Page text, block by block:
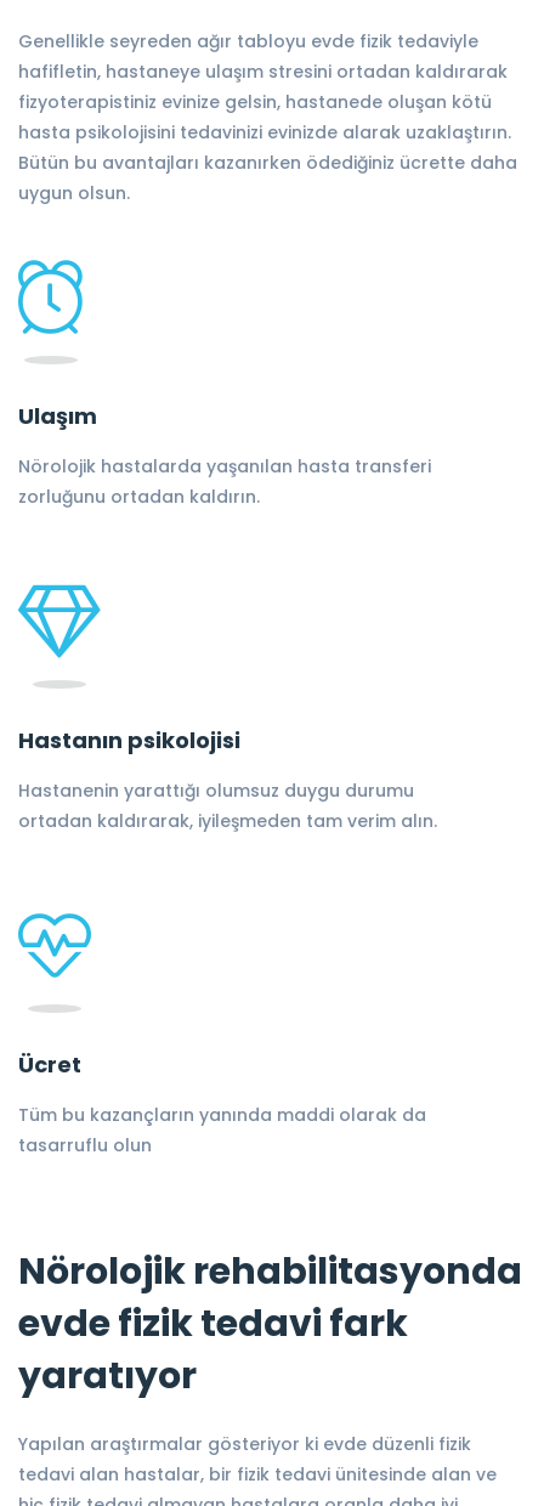
Genellikle seyreden ağır tabloyu evde fizik tedaviyle
hafifletin, hastaneye ulaşım stresini ortadan kaldırarak
fizyoterapistiniz evinize gelsin, hastanede oluşan kötü
hasta psikolojisini tedavinizi evinizde alarak uzaklaştırın.
Bütün bu avantajları kazanırken ödediğiniz ücrette daha
uygun olsun.
Ulaşım
Nörolojik hastalarda yaşanılan hasta transferi
zorluğunu ortadan kaldırın.
Hastanın psikolojisi
Hastanenin yarattığı olumsuz duygu durumu
ortadan kaldırarak, iyileşmeden tam verim alın.
Ücret
Tüm bu kazançların yanında maddi olarak da
tasarruflu olun
Nörolojik rehabilitasyonda
evde fizik tedavi fark
yaratıyor
Yapılan araştırmalar gösteriyor ki evde düzenli fizik
tedavi alan hastalar, bir fizik tedavi ünitesinde alan ve